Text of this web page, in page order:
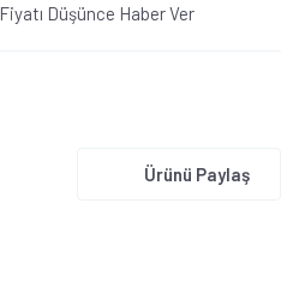
Fiyatı Düşünce Haber Ver
Ürünü Paylaş